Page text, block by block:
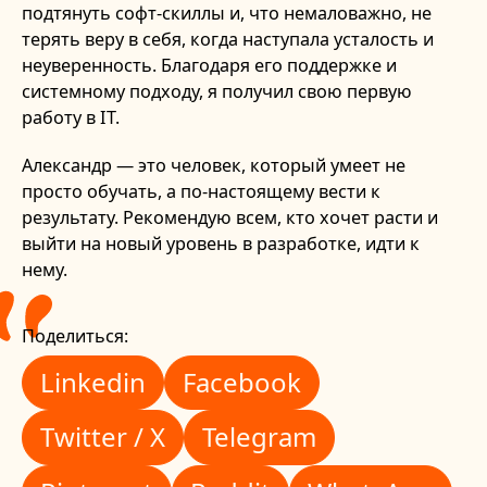
подтянуть софт-скиллы и, что немаловажно, не
терять веру в себя, когда наступала усталость и
неуверенность. Благодаря его поддержке и
системному подходу, я получил свою первую
работу в IT.
Александр — это человек, который умеет не
просто обучать, а по-настоящему вести к
результату. Рекомендую всем, кто хочет расти и
выйти на новый уровень в разработке, идти к
нему.
Поделиться:
Linkedin
Linkedin Facebook
Facebook
Twitter / X
Twitter / X Telegram
Telegram
Pinterest Reddit WhatsApp